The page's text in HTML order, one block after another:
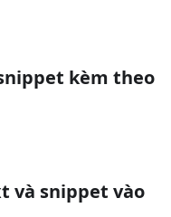
kèm theo
và snippet vào